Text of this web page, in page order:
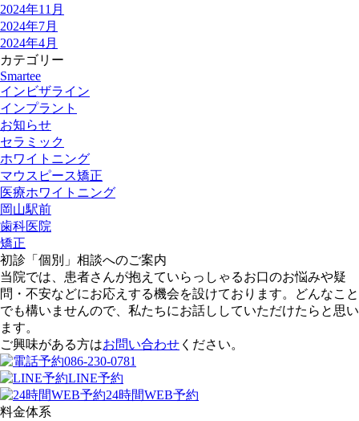
2024年11月
2024年7月
2024年4月
カテゴリー
Smartee
インビザライン
インプラント
お知らせ
セラミック
ホワイトニング
マウスピース矯正
医療ホワイトニング
岡山駅前
歯科医院
矯正
初診「個別」相談へのご案内
当院では、患者さんが抱えていらっしゃるお口のお悩みや疑
問・不安などにお応えする機会を設けております。どんなこと
でも構いませんので、私たちにお話ししていただけたらと思い
ます。
ご興味がある方はお問い合わせ ください。
086-230-0781
LINE予約
24時間WEB予約
料金体系